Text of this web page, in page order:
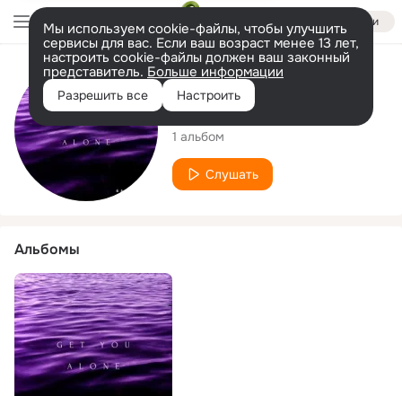
Войти
Мы используем cookie-файлы, чтобы улучшить
сервисы для вас. Если ваш возраст менее 13 лет,
настроить cookie-файлы должен ваш законный
представитель. Больше информации
Разрешить все Настроить
Исполнитель
Sarah Lizotte
1 альбом
Слушать
Альбомы